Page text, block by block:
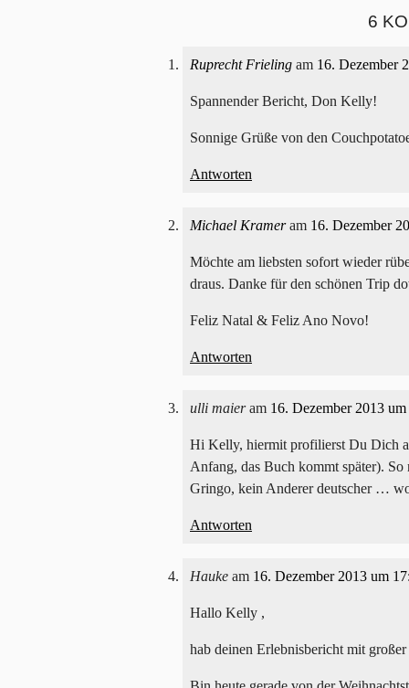
6
Ruprecht Frieling am 16. Dezember
Spannender Bericht, Don Kelly!
Sonnige Grüße von den
Antworten
Michael Krameram 16. Dezember
Möchte am liebsten sofort wieder
draus. Danke für den schönen Trip
Feliz Natal & Feliz Ano Novo!
Antworten
ulli maieram 16. Dezember 2013
Hi Kelly, hiermit profilierst Du Dich
Anfang, das Buch kommt später).
Gringo, kein Anderer deutscher …
Antworten
Hauke am 16. Dezember 2013 um
Hallo Kelly ,
hab deinen Erlebnisbericht mit